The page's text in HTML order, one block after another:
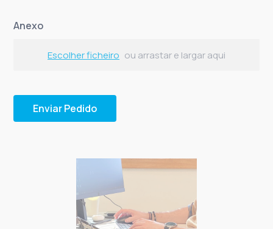
Anexo
Escolher ficheiro ou arrastar e largar aqui
Enviar Pedido